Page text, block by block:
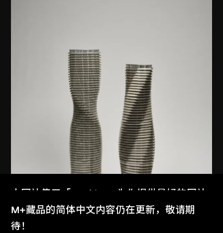
本网站使用「Cookies」为你提供最好的网站
体验。
了解更多
M+藏品的简体中文内容仍在更新，敬请期
待！